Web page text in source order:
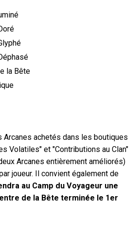
la Bête
Arcanes achetés dans les boutiques
Volatiles" et "Contributions au Clan"
Arcanes entièrement améliorés)
joueur. Il convient également de
au Camp du Voyageur une
de la Bête terminée le 1er